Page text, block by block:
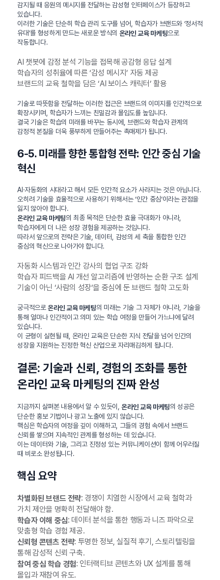
감지될 때 응원의 메시지를 전달하는 감성형 인터페이스가 등장하고
있습니다.
이러한 기술은 단순히 학습 관리 도구를 넘어, 학습자가 브랜드와 ‘정서적
유대’를 형성하게 만드는 새로운 방식의 온라인 교육 마케팅으로
작동합니다.
AI 챗봇에 감정 분석 기능을 접목해 공감형 응답 설계
학습자의 성취율에 따른 ‘감성 메시지’ 자동 제공
브랜드의 교육 철학을 담은 ‘AI 보이스 캐릭터’ 활용
기술로 따뜻함을 전달하는 이러한 접근은 브랜드의 이미지를 인간적으로
확장시키며, 학습자가 느끼는 친밀감과 몰입도를 높입니다.
결국 기술은 학습의 미래를 바꾸는 동시에, 브랜드와 학습자 관계의
감정적 본질을 더욱 풍부하게 만들어주는 촉매제가 됩니다.
6-5. 미래를 향한 통합형 전략: 인간 중심 기술
혁신
AI·자동화의 시대라고 해서 모든 인간적 요소가 사라지는 것은 아닙니다.
오히려 기술을 효율적으로 사용하기 위해서는 ‘인간 중심’이라는 관점을
잃지 않아야 합니다.
온라인 교육 마케팅의 최종 목적은 단순한 효율 극대화가 아니라,
학습자에게 더 나은 성장 경험을 제공하는 것입니다.
따라서 앞으로의 전략은 기술, 데이터, 감성의 세 축을 통합한 인간
중심의 혁신으로 나아가야 합니다.
자동화 시스템과 인간 강사의 협업 구조 강화
학습자 피드백을 AI 개선 알고리즘에 반영하는 순환 구조 설계
기술이 아닌 ‘사람의 성장’을 중심에 둔 브랜드 철학 고도화
궁극적으로온라인 교육 마케팅의 미래는 기술 그 자체가 아니라, 기술을
통해 얼마나 인간적이고 의미 있는 학습 여정을 만들어 가느냐에 달려
있습니다.
이 균형이 실현될 때, 온라인 교육은 단순한 지식 전달을 넘어 인간의
성장을 지원하는 진정한 혁신 산업으로 자리매김하게 됩니다.
결론: 기술과 신뢰, 경험의 조화를 통한
온라인 교육 마케팅의 진짜 완성
지금까지 살펴본 내용에서 알 수 있듯이,온라인 교육 마케팅의 성공은
단순한 홍보 기법이나 광고 노출에 있지 않습니다.
핵심은 학습자의 여정을 깊이 이해하고, 그들의 경험 속에서 브랜드
신뢰를 쌓으며 지속적인 관계를 형성하는 데 있습니다.
이는 데이터와 기술, 그리고 진정성 있는 커뮤니케이션이 함께 어우러질
때 비로소 완성됩니다.
핵심 요약
차별화된 브랜드 전략: 경쟁이 치열한 시장에서 교육 철학과
가치 제안을 명확히 전달해야 함.
학습자 이해 중심: 데이터 분석을 통한 행동과 니즈 파악으로
맞춤형 학습 경험 제공.
신뢰형 콘텐츠 전략: 투명한 정보, 실질적 후기, 스토리텔링을
통해 감성적 신뢰 구축.
참여 중심 학습 경험: 인터랙티브 콘텐츠와 UX 설계를 통해
몰입과 재참여 유도.